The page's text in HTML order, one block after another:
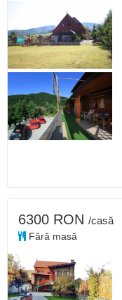
6300 RON /casă
Fără masă